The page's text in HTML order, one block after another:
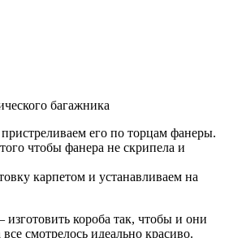
багажника
его по торцам фанеры.
чтобы фанера не скрипела и
карпетом и устанавливаем на
изготовить короба так, чтобы и они
смотрелось идеально красиво.